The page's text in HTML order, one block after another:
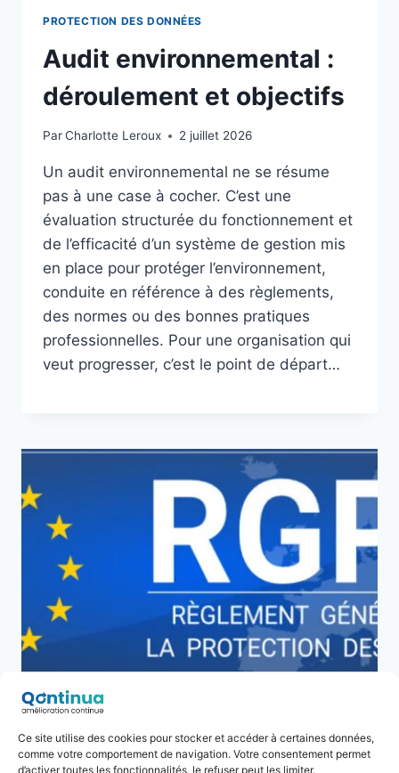
Ce site utilise des cookies pour stocker et accéder à certaines données,
comme votre comportement de navigation. Votre consentement permet
PROTECTION DES DONNÉES
Audit environnemental :
déroulement et objectifs
ParCharlotte Leroux 2 juillet 2026
Un audit environnemental ne se résume
pas à une case à cocher. C’est une
évaluation structurée du fonctionnement et
de l’efficacité d’un système de gestion mis
en place pour protéger l’environnement,
conduite en référence à des règlements,
des normes ou des bonnes pratiques
professionnelles. Pour une organisation qui
veut progresser, c’est le point de départ…
PROTECTION DES DONNÉES
Qu’est-ce que le RGPD ?